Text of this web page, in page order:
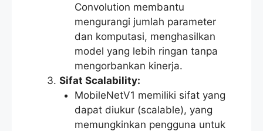
Convolution membantu
mengurangi jumlah parameter
dan komputasi, menghasilkan
model yang lebih ringan tanpa
mengorbankan kinerja.
Sifat Scalability:
MobileNetV1 memiliki sifat yang
dapat diukur (scalable), yang
memungkinkan pengguna untuk